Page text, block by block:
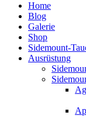
Home
Blog
Galerie
Shop
Sidemount-
Ausrüstung